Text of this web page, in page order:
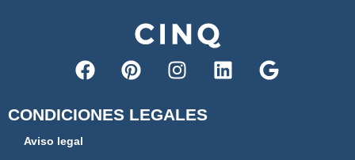
CONDICIONES LEGALES
Aviso legal